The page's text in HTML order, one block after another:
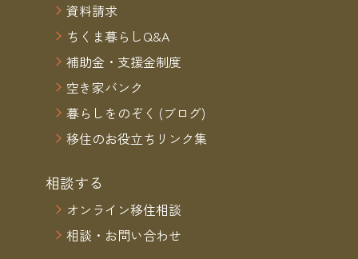
資料請求
ちくま暮らしQ&A
補助金・支援金制度
空き家バンク
暮らしをのぞく (ブログ)
移住のお役立ちリンク集
相談する
オンライン移住相談
相談・お問い合わせ